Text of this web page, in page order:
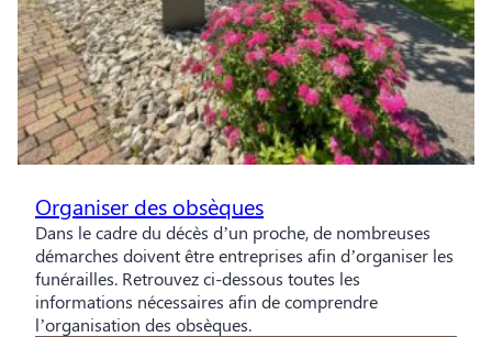
Organiser des obsèques
Dans le cadre du décès d’un proche, de nombreuses
démarches doivent être entreprises afin d’organiser les
funérailles. Retrouvez ci-dessous toutes les
informations nécessaires afin de comprendre
l’organisation des obsèques.